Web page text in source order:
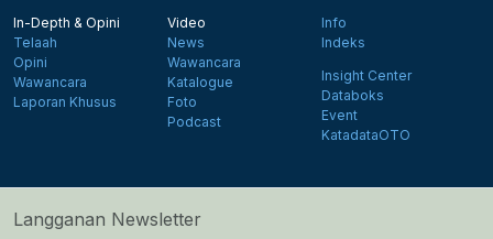
In-Depth & Opini
Telaah
Opini
Wawancara
Laporan Khusus
Video
News
Wawancara
Katalogue
Foto
Podcast
Info
Indeks
Insight Center
Databoks
Event
KatadataOTO
Langganan Newsletter